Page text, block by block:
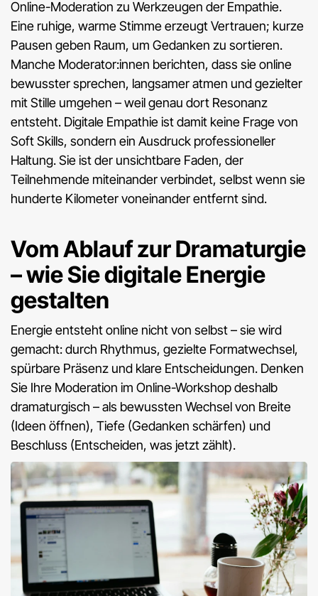
Online-Moderation zu Werkzeugen der Empathie.
Eine ruhige, warme Stimme erzeugt Vertrauen; kurze
Pausen geben Raum, um Gedanken zu sortieren.
Manche Moderator:innen berichten, dass sie online
bewusster sprechen, langsamer atmen und gezielter
mit Stille umgehen – weil genau dort Resonanz
entsteht. Digitale Empathie ist damit keine Frage von
Soft Skills, sondern ein Ausdruck professioneller
Haltung. Sie ist der unsichtbare Faden, der
Teilnehmende miteinander verbindet, selbst wenn sie
hunderte Kilometer voneinander entfernt sind.
Vom Ablauf zur Dramaturgie
– wie Sie digitale Energie
gestalten
Energie entsteht online nicht von selbst – sie wird
gemacht: durch Rhythmus, gezielte Formatwechsel,
spürbare Präsenz und klare Entscheidungen. Denken
Sie Ihre Moderation im Online-Workshop deshalb
dramaturgisch – als bewussten Wechsel von Breite
(Ideen öffnen), Tiefe (Gedanken schärfen) und
Beschluss (Entscheiden, was jetzt zählt).